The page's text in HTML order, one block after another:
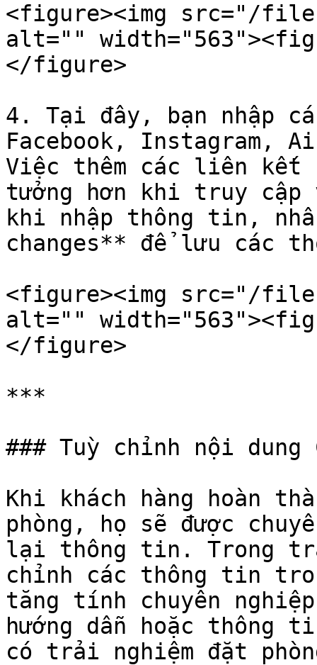
<figure><img src="/
alt=""
</figure>
4. Tại đây, bạn nhập
Facebook, Instagram,
Việc thêm các liên kết
tưởng hơn khi truy cập
khi nhập thông tin,
changes** để lưu các
<figure><img src="/files/
alt=""
</figure>
***
### Tuỳ chỉnh nội dung
Khi khách hàng hoàn
phòng, họ sẽ được
lại thông tin. Trong
chỉnh các thông tin
tăng tính chuyên
hướng dẫn hoặc thông
có trải nghiệm đặt